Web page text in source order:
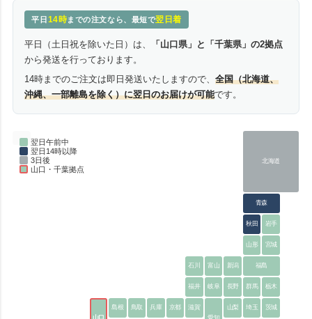
平日 14時までの注文なら、最短で翌日着
平日（土日祝を除いた日）は、
「山口県」と「千葉県」の2拠点
から発送を行っております。
14時までのご注文は即日発送いたしますので、全国（北海道、
沖縄、一部離島を除く）に翌日のお届けが可能です。
翌日午前中
翌日14時以降
3日後
山口・千葉拠点
北海道
青森
秋田 岩手
山形 宮城
石川 富山 新潟 福島
福井 岐阜 長野 群馬 栃木
山口
島根 鳥取 兵庫 京都
滋賀
愛知
山梨 埼玉 茨城